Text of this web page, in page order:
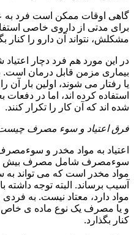
گاهی اوقات ممکن است فرد
برای مدتی از داروی خاصی
مشکلش، نتواند آن دارو را کنار
در این مورد هم فرد دچار
بیماری مزمن قابل درمان است.
یا رفتار می شوند، اولین بار آن
استفاده کرده اند، اما در دفعات
شده اند که آن کار را تکرار کنند.
فرق اعتیاد و سوء مصرف
اعتیاد به مواد مخدر و
سوءمصرف شامل مصرف بیش از
مواد مخدر است که می تواند
آسیب برساند. البته توجه
مواد دارد، معتاد نیست. به فردی
و یا مصرف یک نوع ماده ی خاص
کنار بگذارد.